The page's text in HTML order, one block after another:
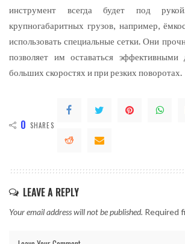
инструмент всегда будет под
крупногабаритных грузов, например,
использовать специальные сетки. Они
позволяет им оставаться
больших скоростях и при резких поворотах.
0 SHARES
LEAVE A REPLY
Your email address will not be published. Required